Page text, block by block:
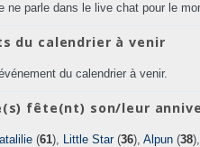
ne parle dans le live chat pour le
du calendrier à venir
du calendrier à venir.
fête(nt) son/leur
(61), Little Star(36), Alpun (38),